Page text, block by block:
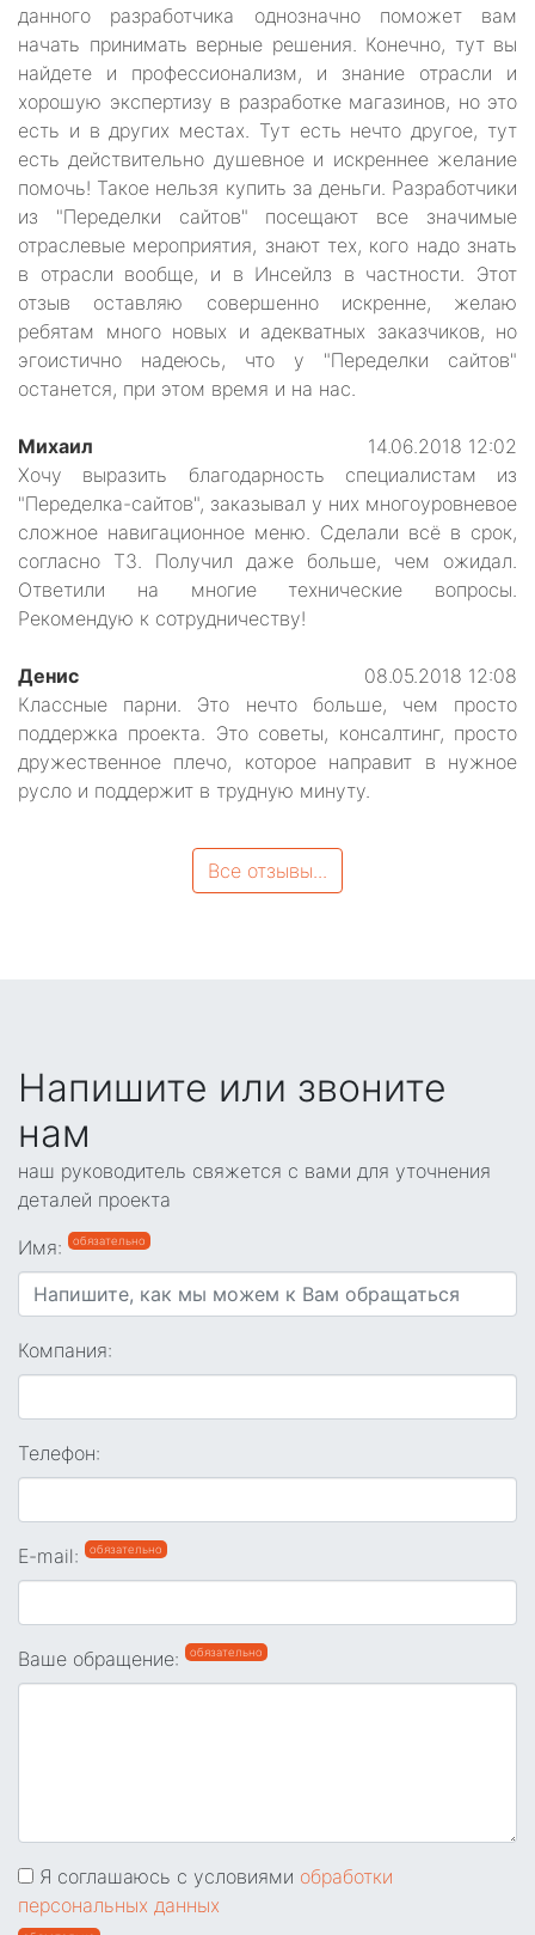
данного разработчика однозначно поможет вам
начать принимать верные решения. Конечно, тут вы
найдете и профессионализм, и знание отрасли и
хорошую экспертизу в разработке магазинов, но это
есть и в других местах. Тут есть нечто другое, тут
есть действительно душевное и искреннее желание
помочь! Такое нельзя купить за деньги. Разработчики
из "Переделки сайтов" посещают все значимые
отраслевые мероприятия, знают тех, кого надо знать
в отрасли вообще, и в Инсейлз в частности. Этот
отзыв оставляю совершенно искренне, желаю
ребятам много новых и адекватных заказчиков, но
эгоистично надеюсь, что у "Переделки сайтов"
останется, при этом время и на нас.
Михаил
14.06.2018 12:02
Хочу выразить благодарность специалистам из
"Переделка-сайтов", заказывал у них многоуровневое
сложное навигационное меню. Сделали всё в срок,
согласно ТЗ. Получил даже больше, чем ожидал.
Ответили на многие технические вопросы.
Рекомендую к сотрудничеству!
Денис
08.05.2018 12:08
Классные парни. Это нечто больше, чем просто
поддержка проекта. Это советы, консалтинг, просто
дружественное плечо, которое направит в нужное
русло и поддержит в трудную минуту.
Все отзывы...
Напишите или звоните
нам
наш руководитель свяжется с вами для уточнения
деталей проекта
Имя:
обязательно
Компания:
Телефон:
E-mail: обязательно
Ваше обращение: обязательно
Я соглашаюсь с условиями обработки
персональных данных